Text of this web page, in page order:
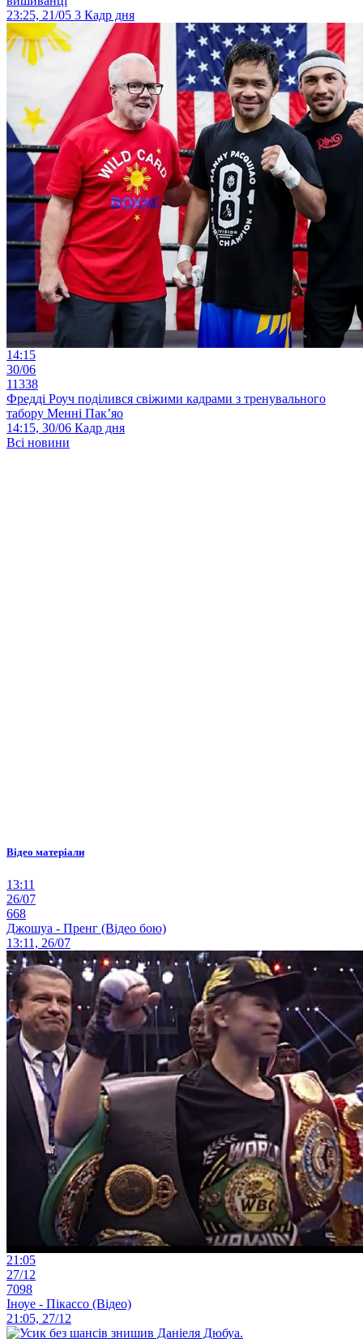
23:25, 21/05 3 Кадр дня
14:15
30/06
11338
Фредді Роуч поділився свіжими кадрами з тренувального
табору Менні Пак’яо
14:15, 30/06 Кадр дня
Всі новини
Відео матеріали
13:11
26/07
668
Джошуа - Пренг (Відео бою)
13:11, 26/07
21:05
27/12
7098
Іноуе - Пікассо (Відео)
21:05, 27/12